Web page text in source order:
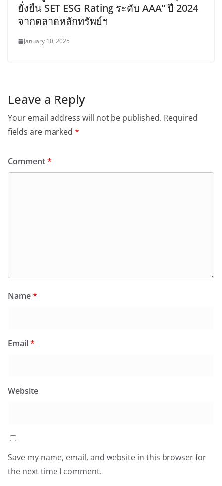
ยั่งยืน SET ESG Rating ระดับ AAA” ปี 2024
จากตลาดหลักทรัพย์ฯ
January 10, 2025
Leave a Reply
Your email address will not be published. Required
fields are marked *
Comment*
Name*
Email*
Website
Save my name, email, and website in this browser for
the next time I comment.